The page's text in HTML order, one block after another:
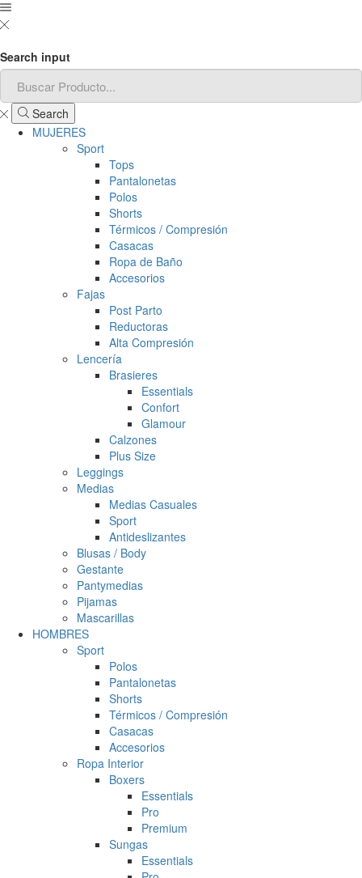
Search input
Search
MUJERES
Sport
Tops
Pantalonetas
Polos
Shorts
Térmicos / Compresión
Casacas
Ropa de Baño
Accesorios
Fajas
Post Parto
Reductoras
Alta Compresión
Lencería
Brasieres
Essentials
Confort
Glamour
Calzones
Plus Size
Leggings
Medias
Medias Casuales
Sport
Antideslizantes
Blusas / Body
Gestante
Pantymedias
Pijamas
Mascarillas
HOMBRES
Sport
Polos
Pantalonetas
Shorts
Térmicos / Compresión
Casacas
Accesorios
Ropa Interior
Boxers
Essentials
Pro
Premium
Sungas
Essentials